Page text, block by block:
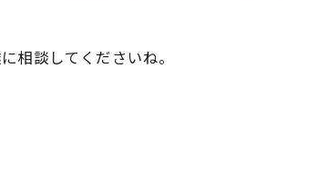
相談してくださいね。